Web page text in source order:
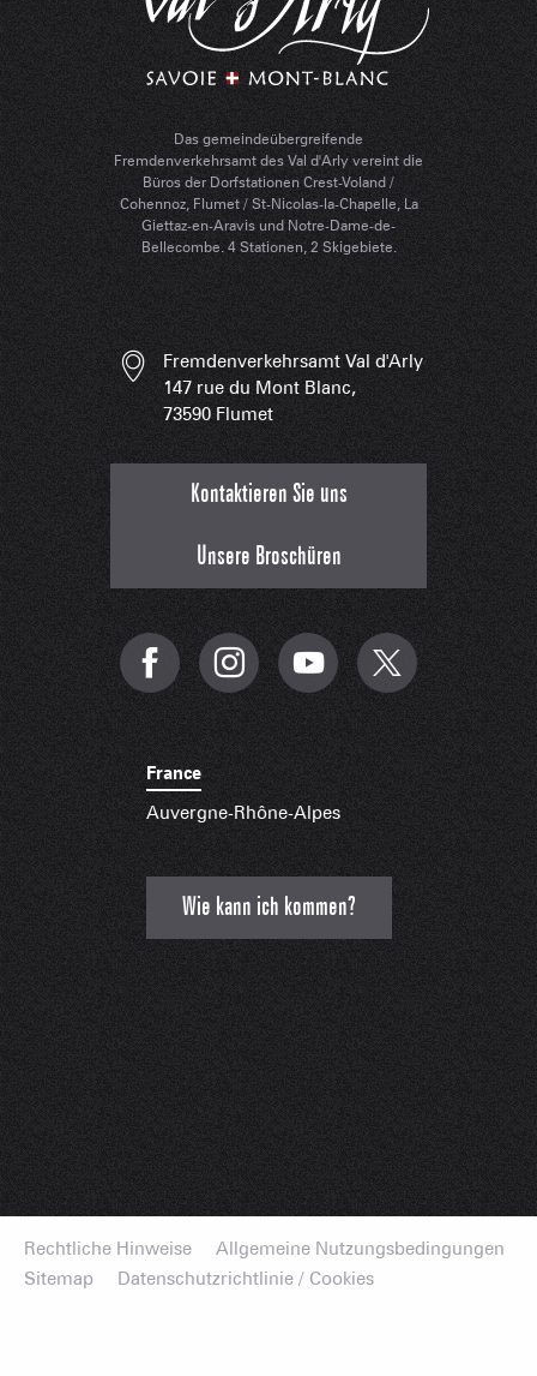
Das gemeindeübergreifende
Fremdenverkehrsamt des Val d'Arly vereint die
Büros der Dorfstationen Crest-Voland /
Cohennoz, Flumet / St-Nicolas-la-Chapelle, La
Giettaz-en-Aravis und Notre-Dame-de-
Bellecombe. 4 Stationen, 2 Skigebiete.
Fremdenverkehrsamt Val d'Arly
147 rue du Mont Blanc,
73590 Flumet
Kontaktieren Sie uns
Unsere Broschüren
France
Auvergne-Rhône-Alpes
Wie kann ich kommen?
Rechtliche Hinweise
Allgemeine Nutzungsbedingungen
Sitemap
Datenschutzrichtlinie / Cookies